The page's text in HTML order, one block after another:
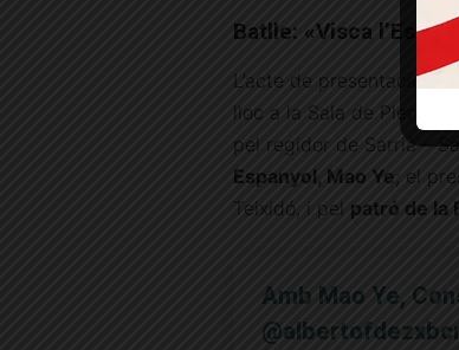
Batlle: «Visca
L’acte de presentació
lloc a la Sala de Plens
pel regidor de Sarrià –
Espanyol, Mao Ye; el
Teixidó, i pel patró de la
Amb Mao Ye,